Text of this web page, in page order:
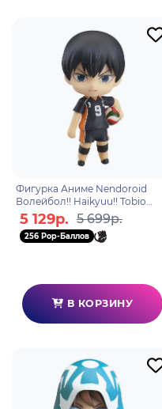
Фигурка Аниме Nendoroid
Волейбол!! Haikyuu!! Tobio
Kageyama Тобио Кагеяма 10см
4580590192430
5 129р. 5 699р.
256 Pop-Баллов
В КОРЗИНУ